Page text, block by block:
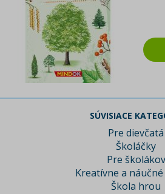
SÚVISIACE
Pre dievčatá
Školáčky
Pre školákov
Kreatívne a
Škola hrou